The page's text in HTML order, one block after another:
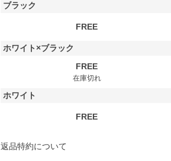
ブラック
FREE
ホワイト×ブラック
FREE
在庫切れ
ホワイト
FREE
返品特約について